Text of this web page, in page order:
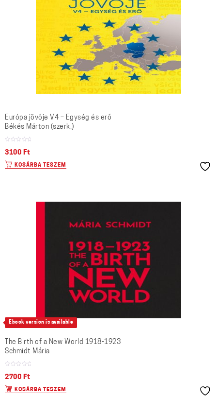
Európa jövője V4 – Egység és erő
Békés Márton (szerk.)
3100 Ft
KOSÁRBA TESZEM
Ebook version is available
The Birth of a New World 1918-1923
Schmidt Mária
2700 Ft
KOSÁRBA TESZEM